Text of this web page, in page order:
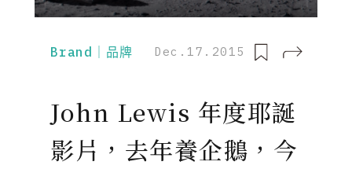
Brand｜品牌 Dec.17.2015
John Lewis 年度耶誕
影片，去年養企鵝，今